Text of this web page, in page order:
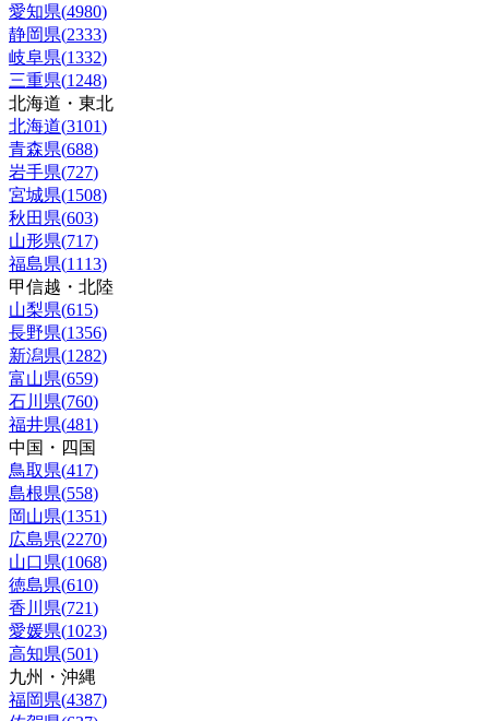
愛知県(4980)
静岡県(2333)
岐阜県(1332)
三重県(1248)
北海道・東北
北海道(3101)
青森県(688)
岩手県(727)
宮城県(1508)
秋田県(603)
山形県(717)
福島県(1113)
甲信越・北陸
山梨県(615)
長野県(1356)
新潟県(1282)
富山県(659)
石川県(760)
福井県(481)
中国・四国
鳥取県(417)
島根県(558)
岡山県(1351)
広島県(2270)
山口県(1068)
徳島県(610)
香川県(721)
愛媛県(1023)
高知県(501)
九州・沖縄
福岡県(4387)